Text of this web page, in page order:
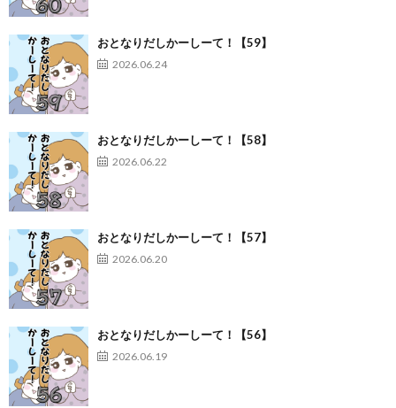
おとなりだしかーしーて！【59】
2026.06.24
おとなりだしかーしーて！【58】
2026.06.22
おとなりだしかーしーて！【57】
2026.06.20
おとなりだしかーしーて！【56】
2026.06.19